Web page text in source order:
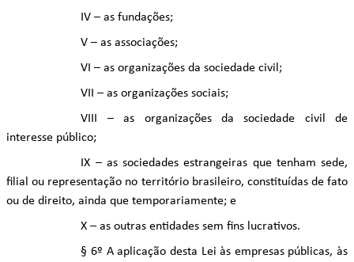
IV – as fundações;
V – as associações;
VI – as organizações da sociedade civil;
VII – as organizações sociais;
VIII – as organizações da sociedade civil de
interesse público;
IX – as sociedades estrangeiras que tenham sede,
filial ou representação no território brasileiro, constituídas de fato
ou de direito, ainda que temporariamente; e
X – as outras entidades sem fins lucrativos.
§ 6º A aplicação desta Lei às empresas públicas, às